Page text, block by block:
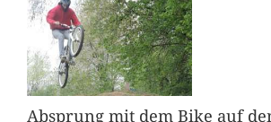
Absprung mit dem Bike auf